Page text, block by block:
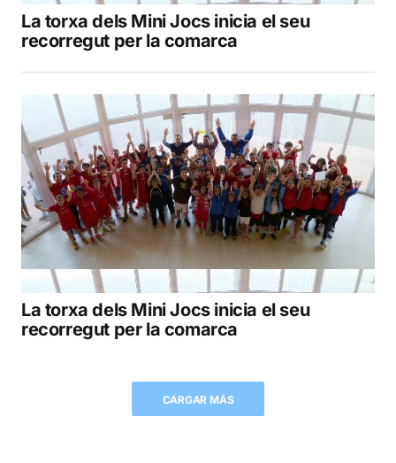
La torxa dels Mini Jocs inicia el seu
recorregut per la comarca
La torxa dels Mini Jocs inicia el seu
recorregut per la comarca
CARGAR MÁS